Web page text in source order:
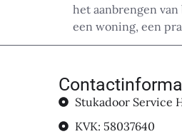
het aanbrengen
een woning, een
Stukadoor Service
KVK: 58037640